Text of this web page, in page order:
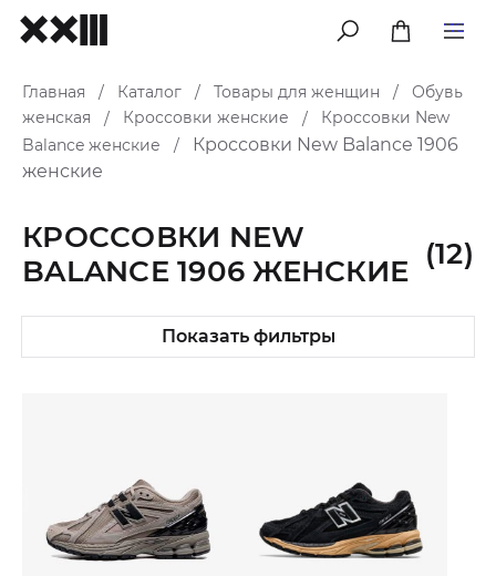
меню
Главная / Каталог / Товары для женщин /
Обувь
женская
/ Кроссовки женские /
Кроссовки New
Balance женские
/
Кроссовки New Balance 1906
женские
КРОССОВКИ NEW
BALANCE 1906 ЖЕНСКИЕ (12)
Показать фильтры